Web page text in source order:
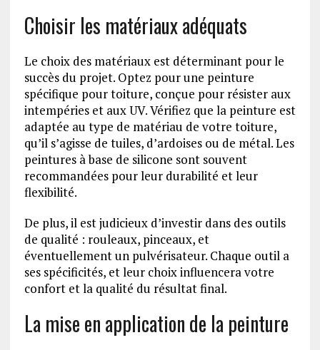
Choisir les matériaux adéquats
Le choix des matériaux est déterminant pour le
succès du projet. Optez pour une peinture
spécifique pour toiture, conçue pour résister aux
intempéries et aux UV. Vérifiez que la peinture est
adaptée au type de matériau de votre toiture,
qu’il s’agisse de tuiles, d’ardoises ou de métal. Les
peintures à base de silicone sont souvent
recommandées pour leur durabilité et leur
flexibilité.
De plus, il est judicieux d’investir dans des outils
de qualité : rouleaux, pinceaux, et
éventuellement un pulvérisateur. Chaque outil a
ses spécificités, et leur choix influencera votre
confort et la qualité du résultat final.
La mise en application de la peinture